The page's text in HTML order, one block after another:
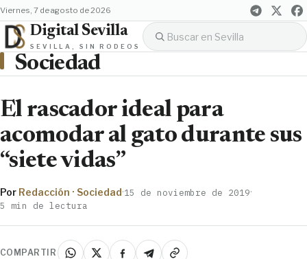
viernes, 7 de agosto de 2026
Digital Sevilla
SEVILLA, SIN RODEOS
Sociedad
El rascador ideal para
acomodar al gato durante sus
“siete vidas”
Por Redacción · Sociedad·15 de noviembre de 2019·
5 min de lectura
COMPARTIR